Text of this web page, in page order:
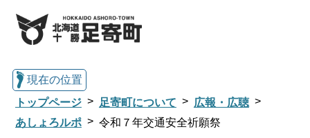
現在の位置
トップページ
足寄町について
広報・広聴
あしょろルポ
令和７年交通安全祈願祭